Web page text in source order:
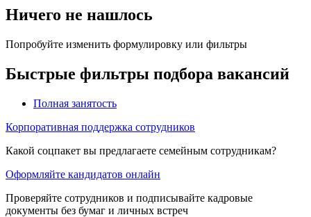
Ничего не нашлось
Попробуйте изменить формулировку или фильтры
Быстрые фильтры подбора вакансий
Полная занятость
Корпоративная поддержка сотрудников
Какой соцпакет вы предлагаете семейным сотрудникам?
Оформляйте кандидатов онлайн
Проверяйте сотрудников и подписывайте кадровые
документы без бумаг и личных встреч